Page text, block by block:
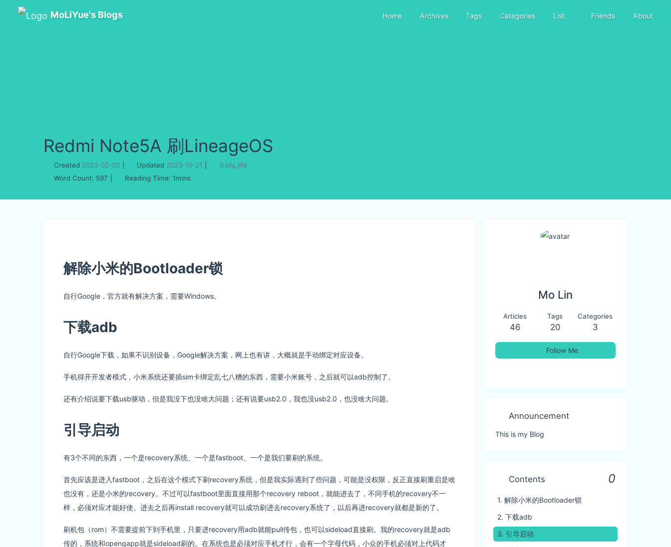
MoLiYue's Blogs Home Archives Tags Categories List Friends About
Redmi Note5A 刷LineageOS
Created 2023-02-02 Updated 2023-10-21
Daily_life
Word Count: 597 Reading Time: 1mins
解除小米的Bootloader锁
自行Google，官方就有解决方案，需要Windows。
下载adb
自行Google下载，如果不识别设备，Google解决方案，网上也有讲，大概就是手动绑定对应设备。
手机得开开发者模式，小米系统还要插sim卡绑定乱七八糟的东西，需要小米账号，之后就可以adb控制了。
还有介绍说要下载usb驱动，但是我没下也没啥大问题；还有说要usb2.0，我也没usb2.0，也没啥大问题。
引导启动
有3个不同的东西，一个是recovery系统、一个是fastboot、一个是我们要刷的系统。
首先应该是进入fastboot，之后在这个模式下刷recovery系统，但是我实际遇到了些问题，可能是没权限，反正直接刷重启是啥
也没有，还是小米的recovery。不过可以fastboot里面直接用那个recovery reboot，就能进去了，不同手机的recovery不一
样，必须对应才能好使。进去之后再install recovery就可以成功刷进去recovery系统了，以后再进recovery就都是新的了。
刷机包（rom）不需要提前下到手机里，只要进recovery用adb就能pull传包，也可以sideload直接刷。我的recovery就是adb
传的，系统和opengapp就是sideload刷的。在系统也是必须对应手机才行，会有一个字母代码，小众的手机必须对上代码才
Mo Lin
Articles
46
Tags
20
Categories
3
Follow Me
Announcement
This is my Blog
Contents 0
1. 解除小米的Bootloader锁
2. 下载adb
3. 引导启动